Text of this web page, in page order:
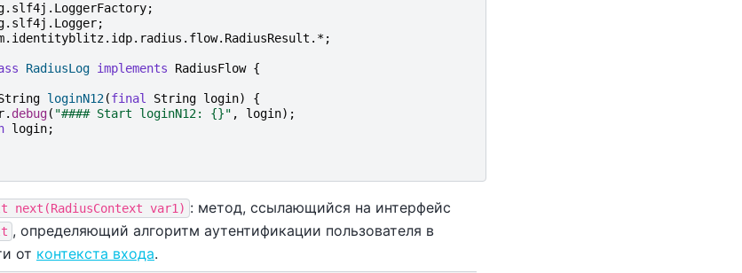
;
;
;
RadiusLog implements RadiusFlow {
loginN12(final String login)
{
. debug( "#### Start loginN12: {}" , login);
login;
next(RadiusContext var1) : метод, ссылающийся на интерфейс
, определяющий алгоритм аутентификации пользователя в
от контекста входа.